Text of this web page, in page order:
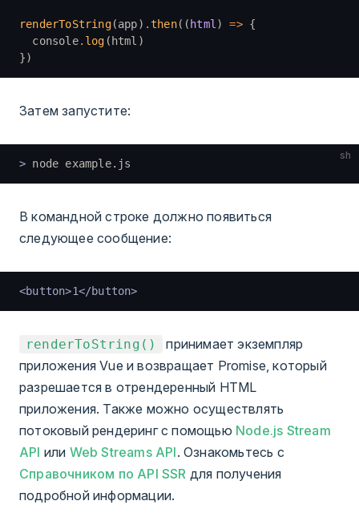
renderToString(app) .then(( html ) => {
  console
. log (html)
})
Затем запустите:
sh
> node example.js
В командной строке должно появиться
следующее сообщение:
<button>1</button>
renderToString()
принимает экземпляр
приложения Vue и возвращает Promise, который
разрешается в отрендеренный HTML
приложения. Также можно осуществлять
потоковый рендеринг с помощью Node.js Stream
API или Web Streams API. Ознакомьтесь с
Справочником по API SSR для получения
подробной информации.